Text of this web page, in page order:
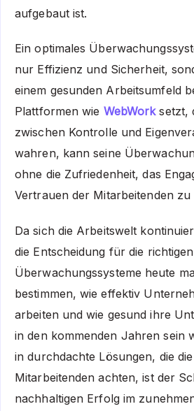
aufgebaut ist.
Ein optimales
nur Effizienz und Sicherheit,
einem gesunden Arbeitsumfeld
Plattformen wie WebWorksetzt,
zwischen Kontrolle und
wahren, kann seine
ohne die Zufriedenheit, das
Vertrauen der Mitarbeitenden zu
Da sich die Arbeitswelt
die Entscheidung für die richtigen
Überwachungssysteme heute
bestimmen, wie effektiv
arbeiten und wie gesund ihre
in den kommenden Jahren sein
in durchdachte Lösungen, die
Mitarbeitenden achten, ist der
nachhaltigen Erfolg im